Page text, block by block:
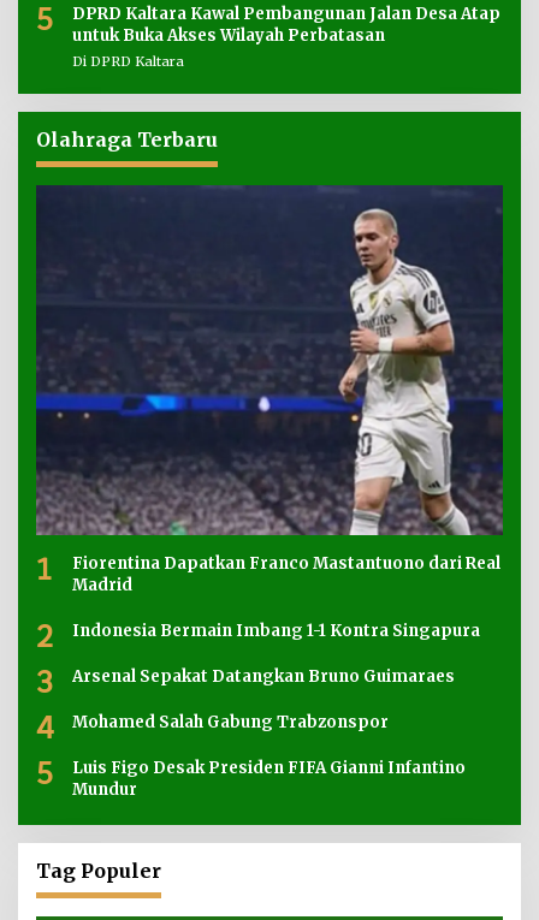
5
DPRD Kaltara Kawal Pembangunan Jalan Desa Atap
untuk Buka Akses Wilayah Perbatasan
Di DPRD Kaltara
Olahraga Terbaru
1
Fiorentina Dapatkan Franco Mastantuono dari Real
Madrid
2 Indonesia Bermain Imbang 1-1 Kontra Singapura
3 Arsenal Sepakat Datangkan Bruno Guimaraes
4 Mohamed Salah Gabung Trabzonspor
5
Luis Figo Desak Presiden FIFA Gianni Infantino
Mundur
Tag Populer